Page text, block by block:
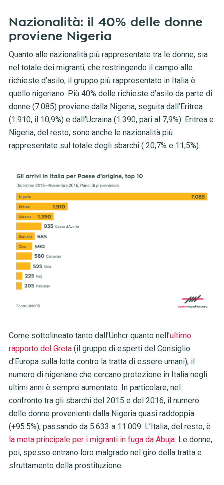
Nazionalità: il 40% delle donne
proviene Nigeria
Quanto alle nazionalità più rappresentate tra le donne, sia
nel totale dei migranti, che restringendo il campo alle
richieste d’asilo, il gruppo più rappresentato in Italia è
quello nigeriano. Più 40% delle richieste d’asilo da parte di
donne (7.085) proviene dalla Nigeria, seguita dall’Eritrea
(1.910, il 10,9%) e dall’Ucraina (1.390, pari al 7,9%). Eritrea e
Nigeria, del resto, sono anche le nazionalità più
rappresentate sul totale degli sbarchi ( 20,7% e 11,5%).
Come sottolineato tanto dall’Unhcr quanto nell’ultimo
rapporto del Greta(il gruppo di esperti del Consiglio
d’Europa sulla lotta contro la tratta di essere umani), il
numero di nigeriane che cercano protezione in Italia negli
ultimi anni è sempre aumentato. In particolare, nel
confronto tra gli sbarchi del 2015 e del 2016, il numero
delle donne provenienti dalla Nigeria quasi raddoppia
(+95.5%), passando da 5.633 a 11.009. L’Italia, del resto, è
la meta principale per i migranti in fuga da Abuja. Le donne,
poi, spesso entrano loro malgrado nel giro della tratta e
sfruttamento della prostituzione.